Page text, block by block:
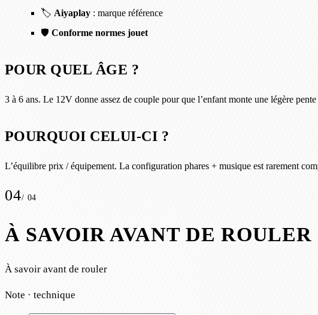
🏷️ Aiyaplay : marque référence
🛡️ Conforme normes jouet
POUR QUEL ÂGE ?
3 à 6 ans. Le 12V donne assez de couple pour que l’enfant monte une légère pente
POURQUOI CELUI-CI ?
L’équilibre prix / équipement. La configuration phares + musique est rarement
04/ 04
À SAVOIR AVANT DE ROULER
À savoir avant de rouler
Note · technique